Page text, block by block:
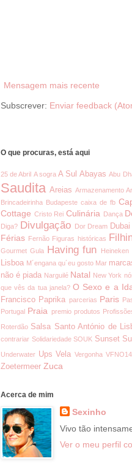
Mensagem mais recente
Subscrever: Enviar feedback
O que procuras, está aqui
25 de Abril A sogra A Sul Abayas Abu
Saudita Areias Armazenamento
Brincadeirinha Budapeste caixa de fb
Cottage Cristo Rei Culinária Dança
Diga? Divulgação Dor Dream Dubai
Férias Fernão Figuras históricas
Gourmet Gula Having fun Heineken
Lisboa M´engana qu´eu gosto Mar
não é piada Narguilé Natal New York
que vês da tua janela? O Sexo e a
Francisco Paprika parcerias Paris
Portugal Praia premio produtos
Roterdão Salsa Santo António de
contrariar Solidariedade SOUK Sunset
Underwater Ups Vela Vergonha VFNO14
Zoetermeer Zuca
Acerca de mim
Sexinho
Vivo tão
Ver o meu perfil